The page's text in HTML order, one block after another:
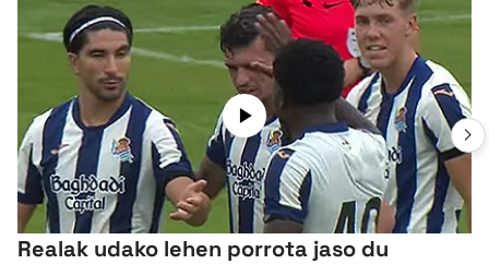
Realak udako lehen porrota jaso du